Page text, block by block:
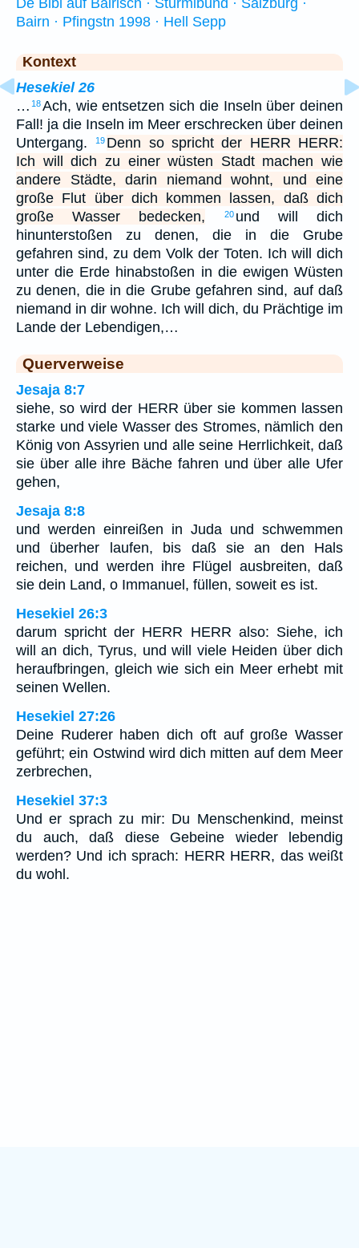
Bairn · Pfingstn 1998 · Hell Sepp
Kontext
Hesekiel 26
… 18Ach, wie entsetzen sich die Inseln über deinen
Fall! ja die Inseln im Meer erschrecken über deinen
Untergang.
19 Denn so spricht der HERR HERR:
Ich will dich zu einer wüsten Stadt machen wie
andere Städte, darin niemand wohnt, und eine
große Flut über dich kommen lassen, daß dich
große Wasser bedecken,
20 und will dich
hinunterstoßen zu denen, die in die Grube
gefahren sind, zu dem Volk der Toten. Ich will dich
unter die Erde hinabstoßen in die ewigen Wüsten
zu denen, die in die Grube gefahren sind, auf daß
niemand in dir wohne. Ich will dich, du Prächtige im
Lande der Lebendigen,…
Querverweise
Jesaja 8:7
siehe, so wird der HERR über sie kommen lassen
starke und viele Wasser des Stromes, nämlich den
König von Assyrien und alle seine Herrlichkeit, daß
sie über alle ihre Bäche fahren und über alle Ufer
gehen,
Jesaja 8:8
und werden einreißen in Juda und schwemmen
und überher laufen, bis daß sie an den Hals
reichen, und werden ihre Flügel ausbreiten, daß
sie dein Land, o Immanuel, füllen, soweit es ist.
Hesekiel 26:3
darum spricht der HERR HERR also: Siehe, ich
will an dich, Tyrus, und will viele Heiden über dich
heraufbringen, gleich wie sich ein Meer erhebt mit
seinen Wellen.
Hesekiel 27:26
Deine Ruderer haben dich oft auf große Wasser
geführt; ein Ostwind wird dich mitten auf dem Meer
zerbrechen,
Hesekiel 37:3
Und er sprach zu mir: Du Menschenkind, meinst
du auch, daß diese Gebeine wieder lebendig
werden? Und ich sprach: HERR HERR, das weißt
du wohl.